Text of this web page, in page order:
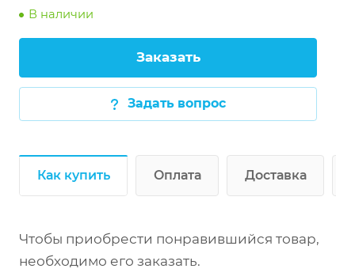
В наличии
Заказать
Задать вопрос
Как купить Оплата Доставка
Чтобы приобрести понравившийся товар,
необходимо его заказать.